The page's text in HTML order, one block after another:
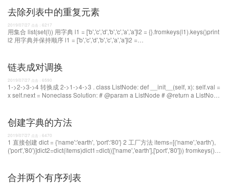
去除列表中的重复元素
2019/07/27 点击： 6217
用集合 list(set(l)) 用字典 l1 = ['b','c','d','b','c','a','a']l2 = {}.fromkeys(l1).keys()print
l2 用字典并保持顺序 l1 = ['b','c','d','b','c','a','a']l2 =
链表成对调换
2019/07/27 点击： 6590
1->2->3->4 转换成 2->1->4->3 . class ListNode: def __init__(self, x): self.val =
x self.next = Noneclass Solution: # @param a ListNode # @return a ListNode
创建字典的方法
2019/07/27 点击： 6470
1 直接创建 dict = {'name':'earth', 'port':'80'} 2 工厂方法 items=[('name','earth'),
('port','80')]dict2=dict(items)dict1=dict((['name','earth'],['port','80'])) fromkeys()方
合并两个有序列表